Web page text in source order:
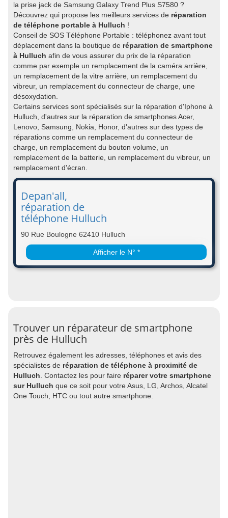
la prise jack de Samsung Galaxy Trend Plus S7580 ?
Découvrez qui propose les meilleurs services de réparation
de téléphone portable à Hulluch !
Conseil de SOS Téléphone Portable : téléphonez avant tout
déplacement dans la boutique de réparation de smartphone
à Hulluch afin de vous assurer du prix de la réparation
comme par exemple un remplacement de la caméra arrière,
un remplacement de la vitre arrière, un remplacement du
vibreur, un remplacement du connecteur de charge, une
désoxydation.
Certains services sont spécialisés sur la réparation d'Iphone à
Hulluch, d'autres sur la réparation de smartphones Acer,
Lenovo, Samsung, Nokia, Honor, d'autres sur des types de
réparations comme un remplacement du connecteur de
charge, un remplacement du bouton volume, un
remplacement de la batterie, un remplacement du vibreur, un
remplacement d'écran.
Depan'all,
réparation de
téléphone Hulluch
90 Rue Boulogne 62410 Hulluch
Afficher le N° *
Trouver un réparateur de smartphone
près de Hulluch
Retrouvez également les adresses, téléphones et avis des
spécialistes de réparation de téléphone à proximité de
Hulluch . Contactez les pour faire réparer votre smartphone
sur Hulluch que ce soit pour votre Asus, LG, Archos, Alcatel
One Touch, HTC ou tout autre smartphone.